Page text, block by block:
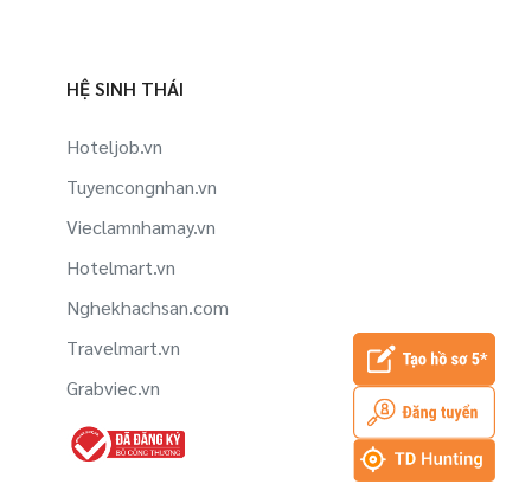
HỆ SINH THÁI
Hoteljob.vn
Tuyencongnhan.vn
Vieclamnhamay.vn
Hotelmart.vn
Nghekhachsan.com
Travelmart.vn
Grabviec.vn